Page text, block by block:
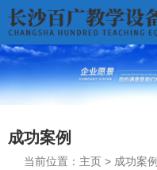
联系电话
0731-85570439
成功案例
当前位置：主页 > 成功案例